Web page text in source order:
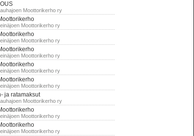
Moottorikerho ry
Moottorikerho ry
Moottorikerho ry
Moottorikerho ry
Moottorikerho ry
Moottorikerho ry
ja ratamaksut
Moottorikerho ry
Moottorikerho ry
Moottorikerho ry